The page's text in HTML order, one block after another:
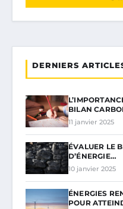
DERNIERS
BILAN
11 janvier 2025
ÉVALUER LE
D’ÉNERGIE…
10 janvier 2025
ÉNERGIES
POUR